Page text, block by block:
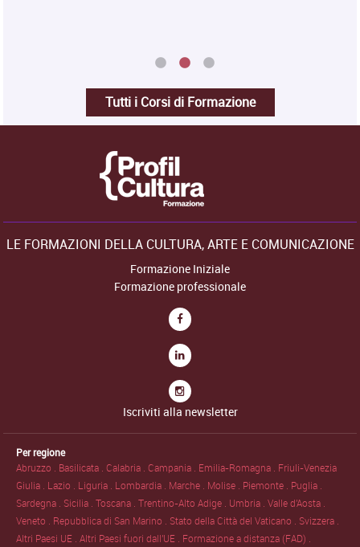
Tutti i Corsi di Formazione
LE FORMAZIONI DELLA CULTURA, ARTE E COMUNICAZIONE
Formazione Iniziale
Formazione professionale
Iscriviti alla newsletter
Per regione
Abruzzo . Basilicata .Calabria .Campania . Emilia-Romagna . Friuli-Venezia
Giulia . Lazio . Liguria . Lombardia . Marche . Molise . Piemonte . Puglia .
Sardegna . Sicilia .Toscana .Trentino-Alto Adige . Umbria .Valle d'Aosta .
Veneto . Repubblica di San Marino . Stato della Città del Vaticano . Svizzera .
Altri Paesi UE .Altri Paesi fuori dall'UE . Formazione a distanza (FAD) .